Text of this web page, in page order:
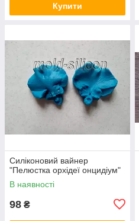
Купити
Силіконовий вайнер
"Пелюстка орхідеї онцидіум"
В наявності
98 ₴